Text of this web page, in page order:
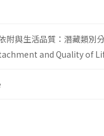
附與生活品質：潛藏類別
and Quality of